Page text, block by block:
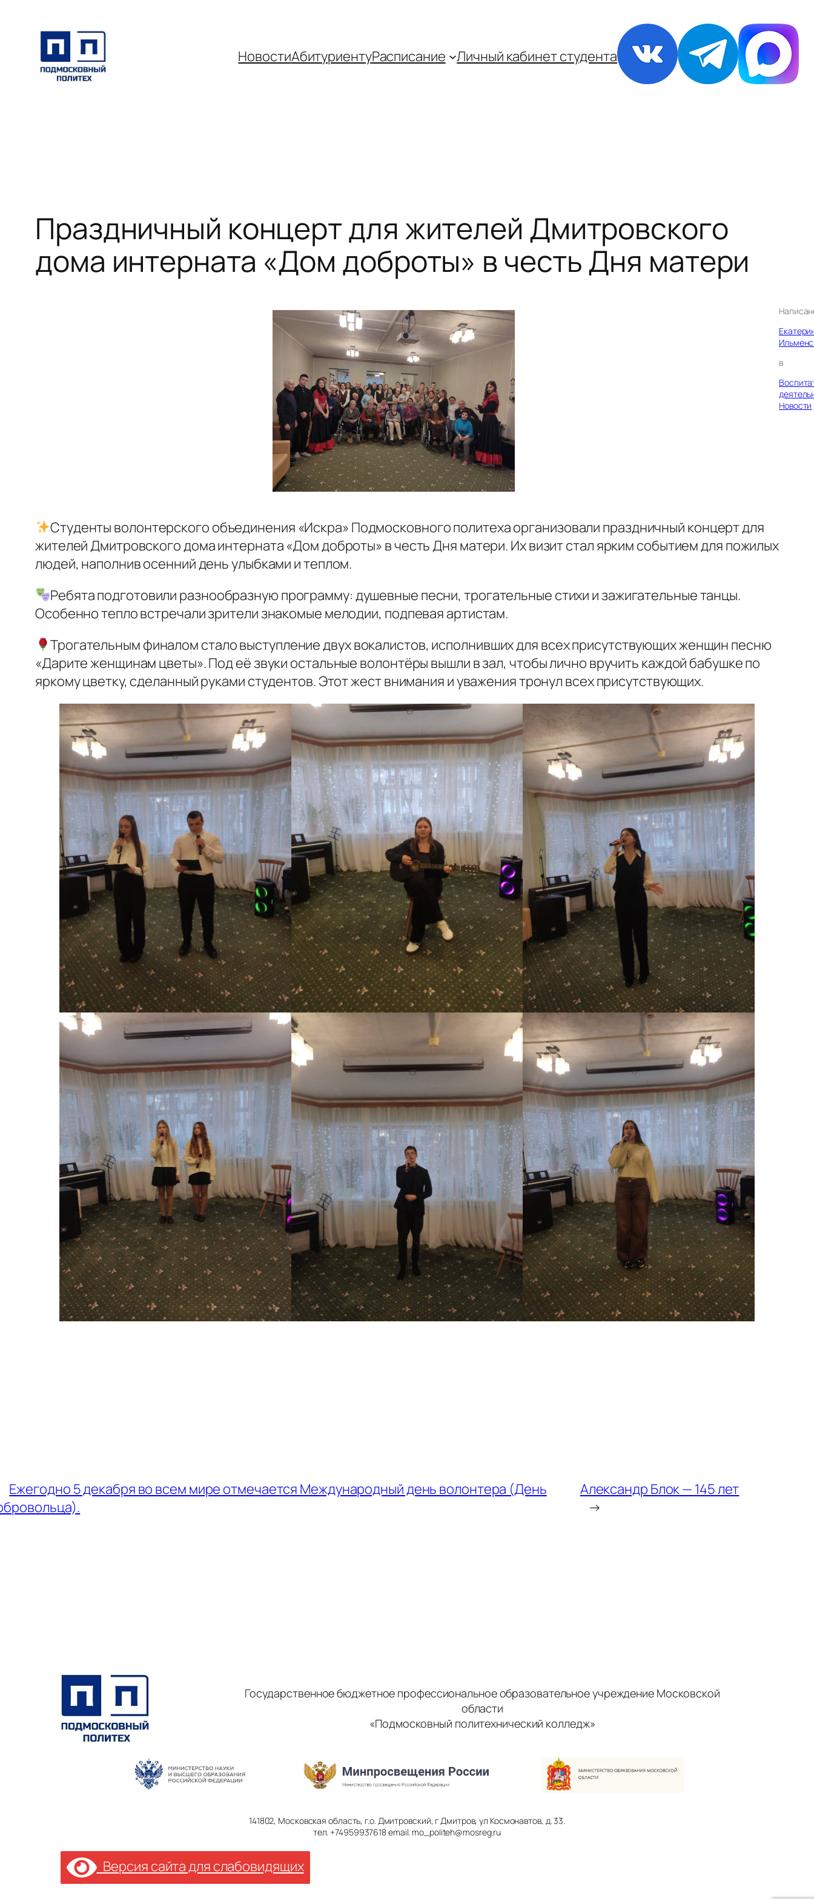
содержимому
НовостиАбитуриентуРаспиcание Личный кабинет студента
Праздничный концерт для жителей Дмитровского
дома интерната «Дом доброты» в честь Дня матери
в
Новости
Студенты волонтерского объединения «Искра» Подмосковного политеха организовали праздничный концерт для
жителей Дмитровского дома интерната «Дом доброты» в честь Дня матери. Их визит стал ярким событием для пожилых
людей, наполнив осенний день улыбками и теплом.
Ребята подготовили разнообразную программу: душевные песни, трогательные стихи и зажигательные танцы.
Особенно тепло встречали зрители знакомые мелодии, подпевая артистам.
Трогательным финалом стало выступление двух вокалистов, исполнивших для всех присутствующих женщин песню
«Дарите женщинам цветы». Под её звуки остальные волонтёры вышли в зал, чтобы лично вручить каждой бабушке по
яркому цветку, сделанный руками студентов. Этот жест внимания и уважения тронул всех присутствующих.
Ежегодно 5 декабря во всем мире отмечается Международный день волонтера (День
Александр Блок — 145 лет
→
Государственное бюджетное профессиональное образовательное учреждение Московской
области
«Подмосковный политехнический колледж»
141802, Московская область, г.о. Дмитровский, г Дмитров, ул Космонавтов, д. 33.
тел. +74959937618 email. mo_politeh@mosreg.ru
Версия сайта для слабовидящих